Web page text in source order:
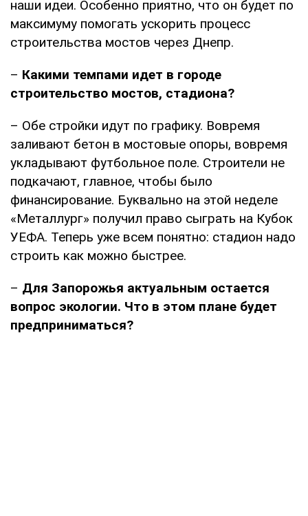
наши идеи. Особенно приятно, что он будет по
максимуму помогать ускорить процесс
строительства мостов через Днепр.
– Какими темпами идет в городе
строительство мостов, стадиона?
– Обе стройки идут по графику. Вовремя
заливают бетон в мостовые опоры, вовремя
укладывают футбольное поле. Строители не
подкачают, главное, чтобы было
финансирование. Буквально на этой неделе
«Металлург» получил право сыграть на Кубок
УЕФА. Теперь уже всем понятно: стадион надо
строить как можно быстрее.
– Для Запорожья актуальным остается
вопрос экологии. Что в этом плане будет
предприниматься?